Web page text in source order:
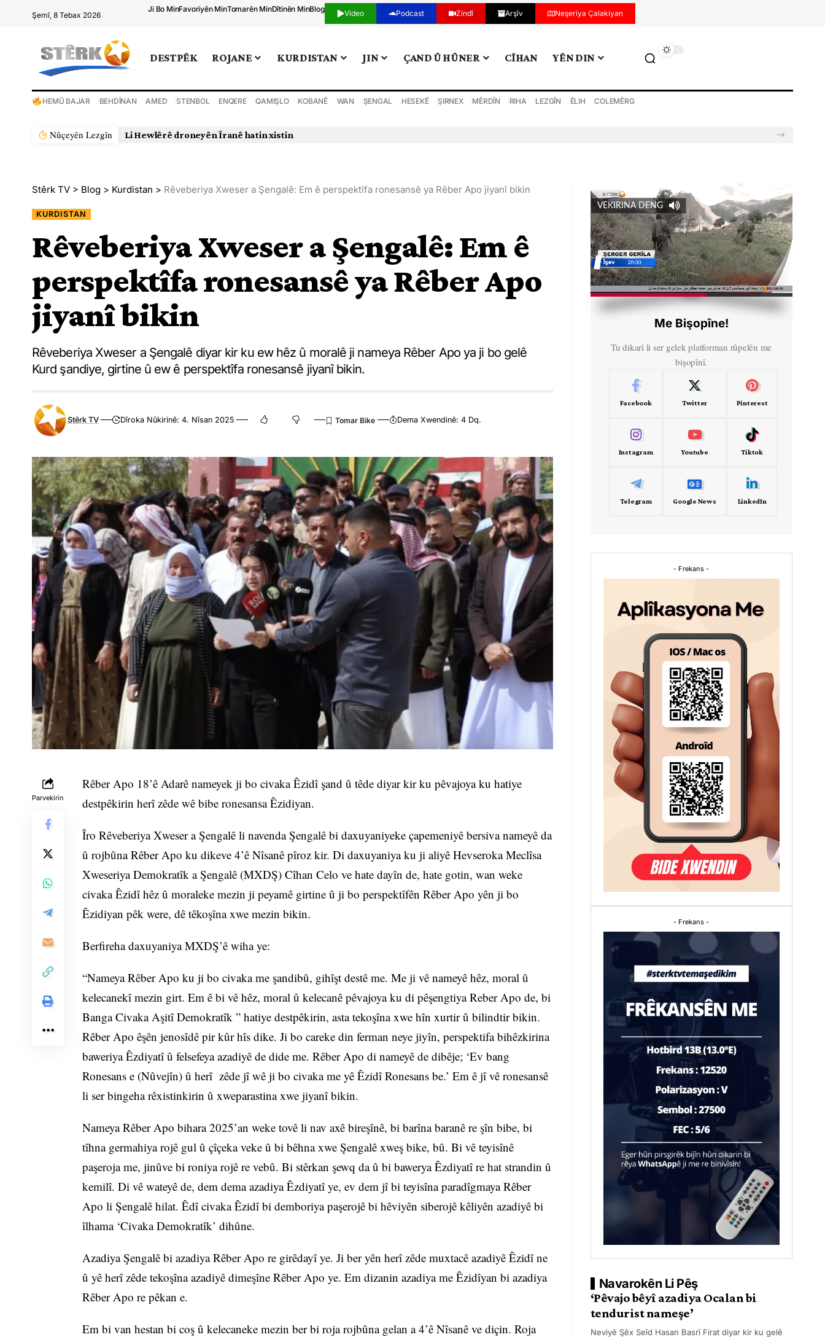
Şemî, 8 Tebax 2026
Ji Bo MinFavoriyên MinTomarên MinDîtinên MinBlog Video Podcast Zindî Arşîv Neşeriya Çalakiyan
DESTPÊK ROJANE KURDISTAN JIN ÇAND Û HÛNER CÎHAN YÊN DIN
HEMÛ BAJAR BEHDÎNAN AMED STENBOL ENQERE QAMIŞLO KOBANÊ WAN ŞENGAL HESEKÊ ŞIRNEX MÊRDÎN RIHA LEZGÎN ÊLIH COLEMÊRG
Nûçeyên Lezgîn Li Hewlêrê droneyên Îranê hatin xistin
Stêrk TV > Blog > Kurdistan > Rêveberiya Xweser a Şengalê: Em ê perspektîfa ronesansê ya Rêber Apo jiyanî bikin
KURDISTAN
Rêveberiya Xweser a Şengalê: Em ê
perspektîfa ronesansê ya Rêber Apo
jiyanî bikin
Rêveberiya Xweser a Şengalê diyar kir ku ew hêz û moralê ji nameya Rêber Apo ya ji bo gelê
Kurd şandiye, girtine û ew ê perspektîfa ronesansê jiyanî bikin.
Stêrk TV Dîroka Nûkirinê: 4. Nîsan 2025 Dema Xwendinê: 4 Dq.
Parvekirin
Rêber Apo 18’ê Adarê nameyek ji bo civaka Êzidî şand û têde diyar kir ku pêvajoya ku hatiye
destpêkirin herî zêde wê bibe ronesansa Êzidiyan.
Îro Rêveberiya Xweser a Şengalê li navenda Şengalê bi daxuyaniyeke çapemeniyê bersiva nameyê da
û rojbûna Rêber Apo ku dikeve 4’ê Nîsanê pîroz kir. Di daxuyaniya ku ji aliyê Hevseroka Meclîsa
Xweseriya Demokratîk a Şengalê (MXDŞ) Cîhan Celo ve hate dayîn de, hate gotin, wan weke
civaka Êzidî hêz û moraleke mezin ji peyamê girtine û ji bo perspektîfên Rêber Apo yên ji bo
Êzidiyan pêk were, dê têkoşîna xwe mezin bikin.
Berfireha daxuyaniya MXDŞ’ê wiha ye:
“Nameya Rêber Apo ku ji bo civaka me şandibû, gihîşt destê me. Me ji vê nameyê hêz, moral û
kelecanekî mezin girt. Em ê bi vê hêz, moral û kelecanê pêvajoya ku di pêşengtiya Reber Apo de, bi
Banga Civaka Aşitî Demokratîk ” hatiye destpêkirin, asta tekoşîna xwe hîn xurtir û bilindtir bikin.
Rêber Apo êşên jenosîdê pir kûr hîs dike. Ji bo careke din ferman neye jiyîn, perspektifa bihêzkirina
baweriya Êzdiyatî û felsefeya azadiyê de dide me. Rêber Apo di nameyê de dibêje; ‘Ev bang
Ronesans e (Nûvejîn) û herî zêde jî wê ji bo civaka me yê Êzidî Ronesans be.’ Em ê jî vê ronesansê
li ser bingeha rêxistinkirin û xweparastina xwe jiyanî bikin.
Nameya Rêber Apo bihara 2025’an weke tovê li nav axê bireşînê, bi barîna baranê re şîn bibe, bi
tîhna germahiya rojê gul û çîçeka veke û bi bêhna xwe Şengalê xweş bike, bû. Bi vê teyisînê
paşeroja me, jinûve bi roniya rojê re vebû. Bi stêrkan şewq da û bi bawerya Êzdiyatî re hat strandin û
kemilî. Di vê wateyê de, dem dema azadiya Êzdiyatî ye, ev dem jî bi teyisîna paradîgmaya Rêber
Apo li Şengalê hilat. Êdî civaka Êzidî bi demboriya paşerojê bi hêviyên siberojê kêliyên azadiyê bi
îlhama ‘Civaka Demokratîk’ dihûne.
Azadiya Şengalê bi azadiya Rêber Apo re girêdayî ye. Ji ber yên herî zêde muxtacê azadiyê Êzidî ne
û yê herî zêde tekoşîna azadiyê dimeşîne Rêber Apo ye. Em dizanin azadiya me Êzidîyan bi azadiya
Rêber Apo re pêkan e.
Em bi van hestan bi coş û kelecaneke mezin ber bi roja rojbûna gelan a 4’ê Nîsanê ve diçin. Roja
VEKIRINA DENG
Me Bişopîne!
Tu dikarî li ser gelek platforman rûpelên me
bişopînî.
Facebook Twitter Pinterest
Instagram Youtube Tiktok
Telegram Google News LinkedIn
- Frekans -
- Frekans -
Navarokên Li Pêş
‘Pêvajo bêyî azadiya Ocalan bi
tendurist nameşe’
Neviyê Şêx Seîd Hasan Basrî Firat diyar kir ku gelê